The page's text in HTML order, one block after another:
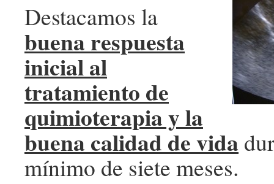
Destacamos la
buena respuesta
inicial al
tratamiento de
quimioterapia y la
buena calidad de vida
mínimo de siete meses.